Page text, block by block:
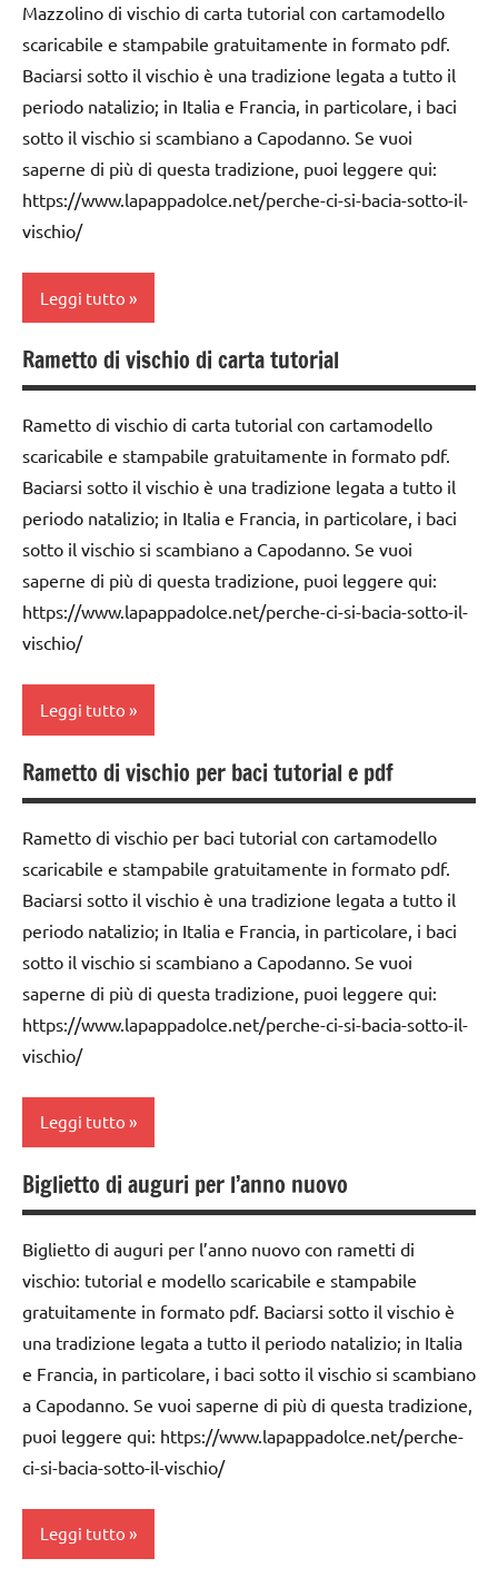
1a-5a
a 3
anni
3 ai
6
anni
decorazioni
natalizie
FESTE
DELL'ANNO
Inverno
lavoretti
per
Natale
Natale
raccolte
di links
a tema
TUTORIAL
TUTTI GLI
ARGOMENTI
PER ETA'
TUTTI GLI
ARTICOLI
varie -
manualità
cartamodelli
dai
6
anni
DOWNLOAD
DELL'ANNO
LAVORETTI
papercutting
TUTORIAL
TUTTI GLI
ARGOMENTI
PER ETA'
TUTTI GLI
ARTICOLI
Mazzolino di vischio di carta tutorial con cartamodello
scaricabile e stampabile gratuitamente in formato pdf.
Baciarsi sotto il vischio è una tradizione legata a tutto il
periodo natalizio; in Italia e Francia, in particolare, i baci
sotto il vischio si scambiano a Capodanno. Se vuoi
saperne di più di questa tradizione, puoi leggere qui:
https://www.lapappadolce.net/perche-ci-si-bacia-sotto-il-
vischio/
Leggi tutto
Capodanno
cartamodelli
dai
6
anni
DOWNLOAD
DELL'ANNO
LAVORETTI
papercutting
TUTORIAL
TUTTI GLI
ARGOMENTI
PER ETA'
TUTTI GLI
ARTICOLI
Rametto di vischio di carta tutorial
Rametto di vischio di carta tutorial con cartamodello
scaricabile e stampabile gratuitamente in formato pdf.
Baciarsi sotto il vischio è una tradizione legata a tutto il
periodo natalizio; in Italia e Francia, in particolare, i baci
sotto il vischio si scambiano a Capodanno. Se vuoi
saperne di più di questa tradizione, puoi leggere qui:
https://www.lapappadolce.net/perche-ci-si-bacia-sotto-il-
vischio/
Leggi tutto
Capodanno
cartamodelli
dai
6
anni
DOWNLOAD
FESTE
DELL'ANNO
LAVORETTI
papercutting
TUTORIAL
TUTTI GLI
ARGOMENTI
PER ETA'
TUTTI GLI
ARTICOLI
Rametto di vischio per baci tutorial e pdf
Rametto di vischio per baci tutorial con cartamodello
scaricabile e stampabile gratuitamente in formato pdf.
Baciarsi sotto il vischio è una tradizione legata a tutto il
periodo natalizio; in Italia e Francia, in particolare, i baci
sotto il vischio si scambiano a Capodanno. Se vuoi
saperne di più di questa tradizione, puoi leggere qui:
https://www.lapappadolce.net/perche-ci-si-bacia-sotto-il-
vischio/
Leggi tutto
Capodanno
dai
FESTE
DELL'ANNO
Inverno
LAVORETTI
STAGIONI
Biglietto di auguri per l’anno nuovo
Biglietto di auguri per l’anno nuovo con rametti di
vischio: tutorial e modello scaricabile e stampabile
gratuitamente in formato pdf. Baciarsi sotto il vischio è
una tradizione legata a tutto il periodo natalizio; in Italia
e Francia, in particolare, i baci sotto il vischio si scambiano
a Capodanno. Se vuoi saperne di più di questa tradizione,
puoi leggere qui: https://www.lapappadolce.net/perche-
ci-si-bacia-sotto-il-vischio/
Leggi tutto